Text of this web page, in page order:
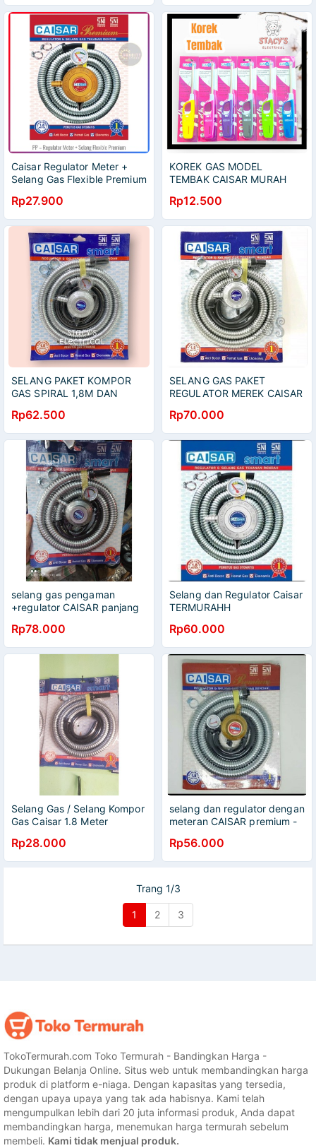
Caisar Regulator Tekanan
Rendah
Caisar Regulator Meter +
Selang Gas Flexible Premium
Rp27.900
KOREK GAS MODEL
TEMBAK CAISAR MURAH
Rp12.500
SELANG PAKET KOMPOR
GAS SPIRAL 1,8M DAN
Rp62.500
SELANG GAS PAKET
REGULATOR MEREK CAISAR
Rp70.000
selang gas pengaman
+regulator CAISAR panjang
pengaman+ regulator kabel
gas kompor universal
Rp78.000
Selang dan Regulator Caisar
TERMURAHH
Rp60.000
Selang Gas / Selang Kompor
Gas Caisar 1.8 Meter
Rp28.000
selang dan regulator dengan
meteran CAISAR premium -
Rp56.000
Trang 1/3
1 2 3
TokoTermurah.com Toko Termurah - Bandingkan Harga -
Dukungan Belanja Online. Situs web untuk membandingkan harga
produk di platform e-niaga. Dengan kapasitas yang tersedia,
dengan upaya upaya yang tak ada habisnya. Kami telah
mengumpulkan lebih dari 20 juta informasi produk, Anda dapat
membandingkan harga, menemukan harga termurah sebelum
membeli. Kami tidak menjual produk.